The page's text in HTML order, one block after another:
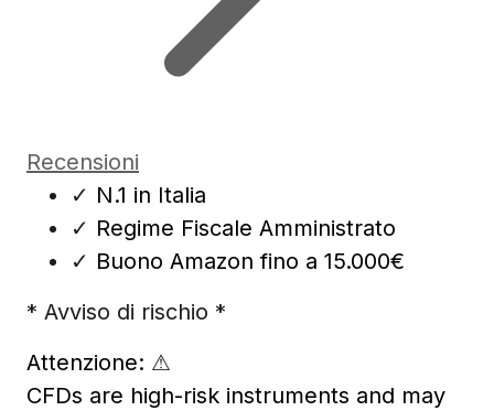
Recensioni
✓ N.1 in Italia
✓ Regime Fiscale Amministrato
✓ Buono Amazon fino a 15.000€
* Avviso di rischio *
Attenzione: ⚠
CFDs are high-risk instruments and may